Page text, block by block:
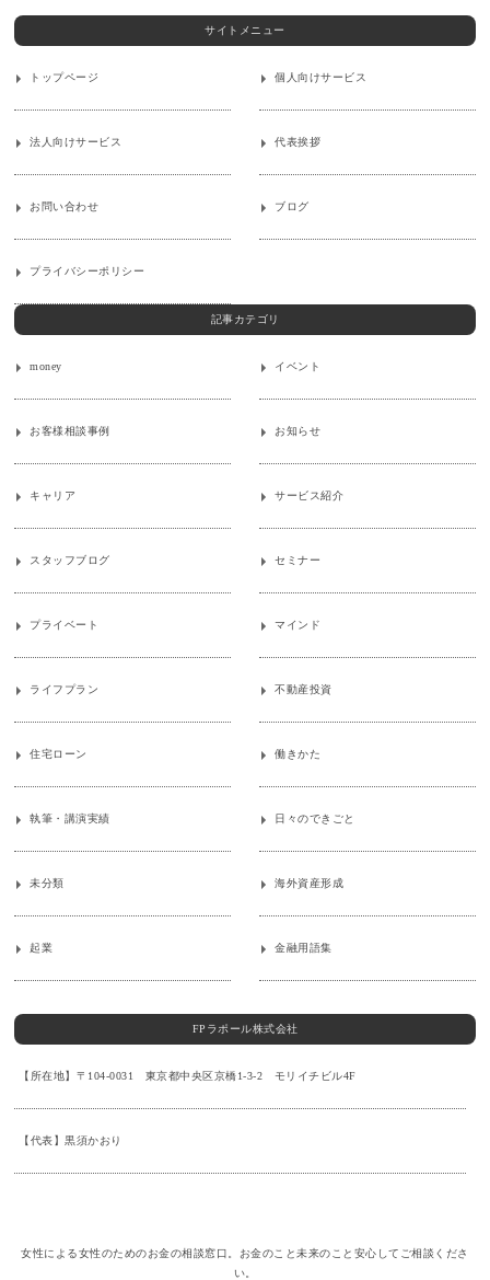
サイトメニュー
トップページ 個人向けサービス
法人向けサービス 代表挨拶
お問い合わせ ブログ
プライバシーポリシー
記事カテゴリ
money イベント
お客様相談事例 お知らせ
キャリア サービス紹介
スタッフブログ セミナー
プライベート マインド
ライフプラン 不動産投資
住宅ローン 働きかた
執筆・講演実績 日々のできごと
未分類 海外資産形成
起業 金融用語集
FPラポール株式会社
【所在地】〒104-0031 東京都中央区京橋1-3-2 モリイチビル4F
【代表】黒須かおり
女性による女性のためのお金の相談窓口。お金のこと未来のこと安心してご相談くださ
い。